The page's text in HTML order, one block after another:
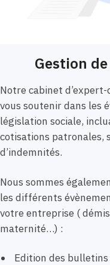
Gestion
Notre cabinet
vous soutenir dans les
législation sociale,
cotisations patronales,
d’indemnités.
Nous sommes
les différents
votre entreprise (
maternité…) :
Edition des